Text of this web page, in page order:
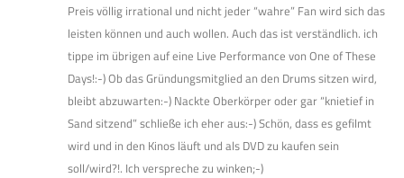
Preis völlig irrational und nicht jeder “wahre” Fan wird sich das
leisten können und auch wollen. Auch das ist verständlich. ich
tippe im übrigen auf eine Live Performance von One of These
Days!:-) Ob das Gründungsmitglied an den Drums sitzen wird,
bleibt abzuwarten:-) Nackte Oberkörper oder gar “knietief in
Sand sitzend” schließe ich eher aus:-) Schön, dass es gefilmt
wird und in den Kinos läuft und als DVD zu kaufen sein
soll/wird?!. Ich verspreche zu winken;-)